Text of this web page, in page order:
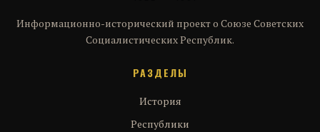
Информационно-исторический проект о Союзе Советских
Социалистических Республик.
РАЗДЕЛЫ
История
Республики